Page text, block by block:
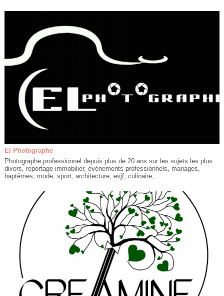
El Photographe
Photographe professionnel depuis plus de 20 ans sur les sujets les plus
divers, reportage immobilier, événements professionnels, mariages,
baptêmes, mode, sport, architecture, evjf, culinaire,...